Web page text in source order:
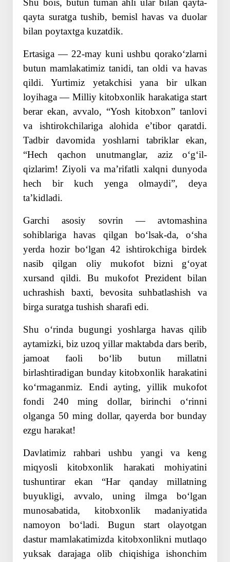
Shu bois, butun tuman ahli ular bilan qayta-
qayta suratga tushib, bemisl havas va duolar
bilan poytaxtga kuzatdik.
Ertasiga — 22-may kuni ushbu qorakoʻzlarni
butun mamlakatimiz tanidi, tan oldi va havas
qildi. Yurtimiz yetakchisi yana bir ulkan
loyihaga — Milliy kitobxonlik harakatiga start
berar ekan, avvalo, “Yosh kitobxon” tanlovi
va ishtirokchilariga alohida eʼtibor qaratdi.
Tadbir davomida yoshlarni tabriklar ekan,
“Hech qachon unutmanglar, aziz oʻgʻil-
qizlarim! Ziyoli va maʼrifatli xalqni dunyoda
hech bir kuch yenga olmaydi”, deya
taʼkidladi.
Garchi asosiy sovrin — avtomashina
sohiblariga havas qilgan boʻlsak-da, oʻsha
yerda hozir boʻlgan 42 ishtirokchiga birdek
nasib qilgan oliy mukofot bizni gʻoyat
xursand qildi. Bu mukofot Prezident bilan
uchrashish baxti, bevosita suhbatlashish va
birga suratga tushish sharafi edi.
Shu oʻrinda bugungi yoshlarga havas qilib
aytamizki, biz uzoq yillar maktabda dars berib,
jamoat faoli boʻlib butun millatni
birlashtiradigan bunday kitobxonlik harakatini
koʻrmaganmiz. Endi ayting, yillik mukofot
fondi 240 ming dollar, birinchi oʻrinni
olganga 50 ming dollar, qayerda bor bunday
ezgu harakat!
Davlatimiz rahbari ushbu yangi va keng
miqyosli kitobxonlik harakati mohiyatini
tushuntirar ekan “Har qanday millatning
buyukligi, avvalo, uning ilmga boʻlgan
munosabatida, kitobxonlik madaniyatida
namoyon boʻladi. Bugun start olayotgan
dastur mamlakatimizda kitobxonlikni mutlaqo
yuksak darajaga olib chiqishiga ishonchim